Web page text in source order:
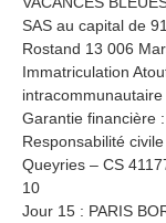
SAS au capital de
Rostand 13 006
Immatriculation
Garantie financière
Responsabilité
Queyries – CS
10
Jour 15 : PARIS